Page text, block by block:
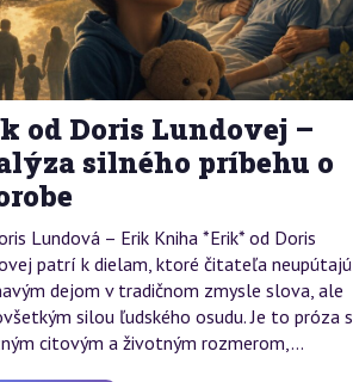
od Doris Lundovej –
silného príbehu o
Lundová – Erik Kniha *Erik* od Doris
patrí k dielam, ktoré čitateľa neupútajú
dejom v tradičnom zmysle slova, ale
silou ľudského osudu. Je to próza s
citovým a životným rozmerom,...